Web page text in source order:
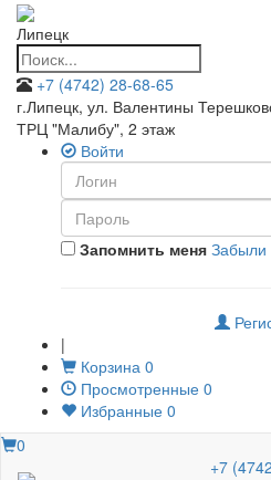
Липецк
+7 (4742) 28-68-65
г.Липецк, ул. Валентины
ТРЦ "Малибу", 2 этаж
Войти
Запомнить меня Забыли
|
Корзина 0
Просмотренные 0
Избранные 0
0
+7